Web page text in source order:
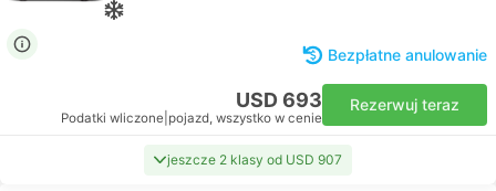
Bezpłatne anulowanie
USD 693
Podatki wliczone pojazd, wszystko w cenie
Rezerwuj teraz
jeszcze 2 klasy od USD 907